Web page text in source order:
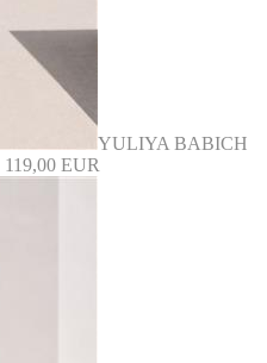
YULIYA BABICH
119,00 EUR